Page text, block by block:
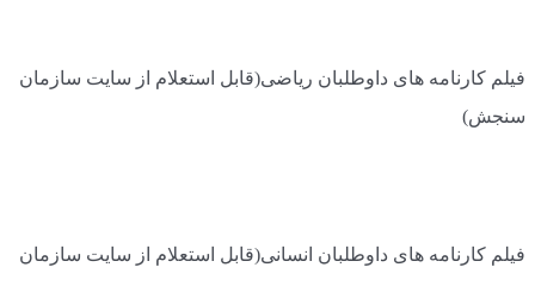
فیلم کارنامه های داوطلبان ریاضی(قابل استعلام از سایت سازمان
سنجش)
فیلم کارنامه های داوطلبان انسانی(قابل استعلام از سایت سازمان